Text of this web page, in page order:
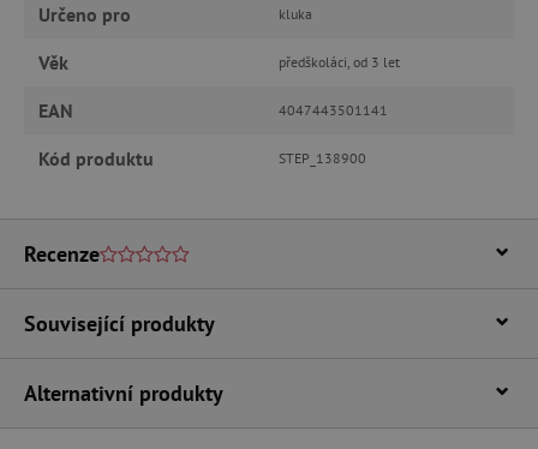
Určeno pro kluka
Věk předškoláci, od 3 let
EAN 4047443501141
Kód produktu STEP_138900
Recenze
Související produkty
Alternativní produkty
cjConsent
Google Privacy Policy